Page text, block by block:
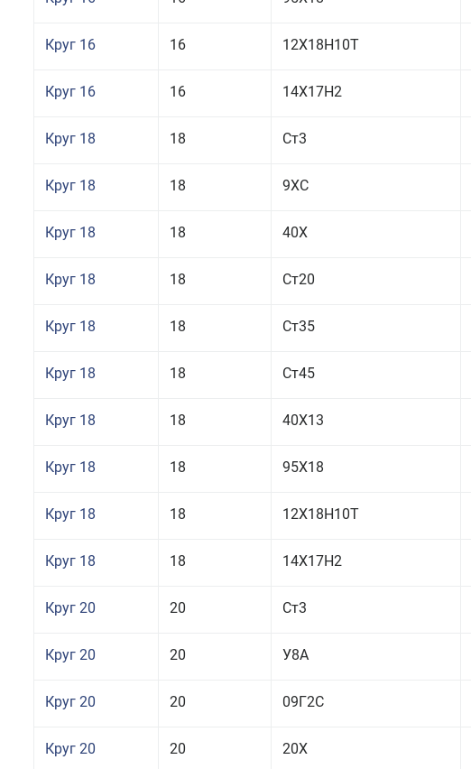
Круг 16 16 12Х18Н10Т
Круг 16 16 14Х17Н2
Круг 18 18 Ст3
Круг 18 18 9ХС
Круг 18 18 40Х
Круг 18 18 Ст20
Круг 18 18 Ст35
Круг 18 18 Ст45
Круг 18 18 40Х13
Круг 18 18 95Х18
Круг 18 18 12Х18Н10Т
Круг 18 18 14Х17Н2
Круг 20 20 Ст3
Круг 20 20 У8А
Круг 20 20 09Г2С
Круг 20 20 20Х